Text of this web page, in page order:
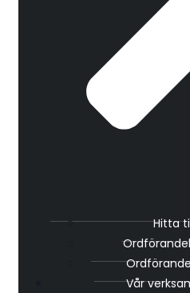
Hitta
Vår